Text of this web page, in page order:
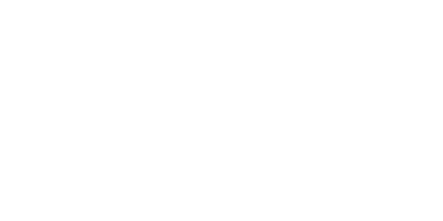
che determina se i visitatori non autenticati possono interagire con
rivolti al pubblico di un sito Experience Cloud.
API (Open Programmatic) per gli attori anonimi per eseguire query sui
che sono stati esposti inavvertitamente tramite autorizzazioni a livello di
endpoint API pubblici, scoprendo la struttura interna degli oggetti